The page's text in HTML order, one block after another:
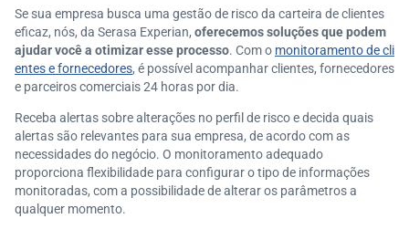
Se sua empresa busca uma gestão de risco da carteira de clientes
eficaz, nós, da Serasa Experian, oferecemos soluções que podem
ajudar você a otimizar esse processo. Com o monitoramento de cli
entes e fornecedores, é possível acompanhar clientes, fornecedores
e parceiros comerciais 24 horas por dia.
Receba alertas sobre alterações no perfil de risco e decida quais
alertas são relevantes para sua empresa, de acordo com as
necessidades do negócio. O monitoramento adequado
proporciona flexibilidade para configurar o tipo de informações
monitoradas, com a possibilidade de alterar os parâmetros a
qualquer momento.